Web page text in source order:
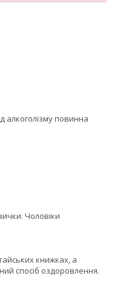
алкоголізму повинна
Чоловіки
книжках, а
спосіб оздоровлення.